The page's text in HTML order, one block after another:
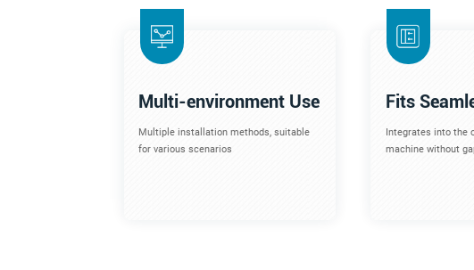
Multi-environment Use
Multiple installation methods, suitable
for various scenarios
Fits
Integrates into the
machine without